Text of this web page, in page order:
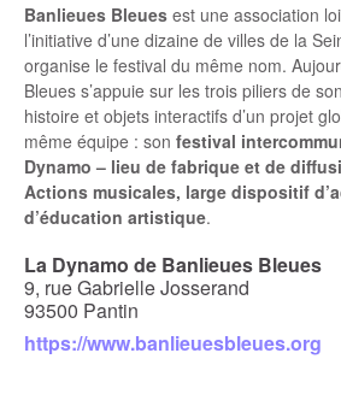
Banlieues Bleues est une association
l’initiative d’une dizaine de villes de la
organise le festival du même nom.
Bleues s’appuie sur les trois piliers de
histoire et objets interactifs d’un projet
même équipe : son festival
Dynamo – lieu de fabrique et de
Actions musicales, large dispositif
d’éducation artistique.
La Dynamo de Banlieues Bleues
9, rue Gabrielle Josserand
93500 Pantin
https://www.banlieuesbleues.org